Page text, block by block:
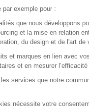
de milliers de
et sélections de
exemple pour :
que nous développons
et la mise en relation
du design et de l'art de
et marques en lien avec
et en mesurer l’efficacité
services que notre
nécessite votre